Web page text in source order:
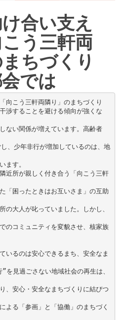
合い支え
う三軒両
ちづくり
では
向こう三軒両隣り」のまちづくり
渉することを避ける傾向が強くな
ない関係が増えています。高齢者
、少年非行が増加しているのは、地
ます。
近所が親しく付き合う「向こう三軒
「困ったときはお互いさま」の互助
の大人が叱っていました。しかし、
のコミュニティを変貌させ、核家族
いるのは安心できるまち、安全なま
を見過ごさない地域社会の再生は、
、安心・安全なまちづくりに結びつ
よる「参画」と「協働」のまちづく